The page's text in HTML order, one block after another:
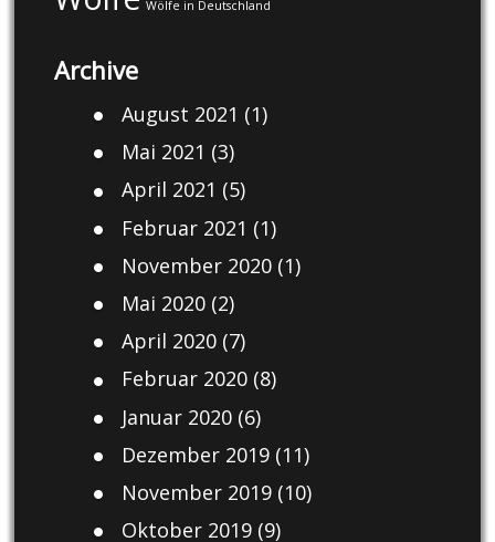
Wölfe in Deutschland
Archive
August 2021 (1)
Mai 2021 (3)
April 2021 (5)
Februar 2021 (1)
November 2020(1)
Mai 2020(2)
April 2020(7)
Februar 2020(8)
Januar 2020(6)
Dezember 2019(11)
November 2019(10)
Oktober 2019(9)